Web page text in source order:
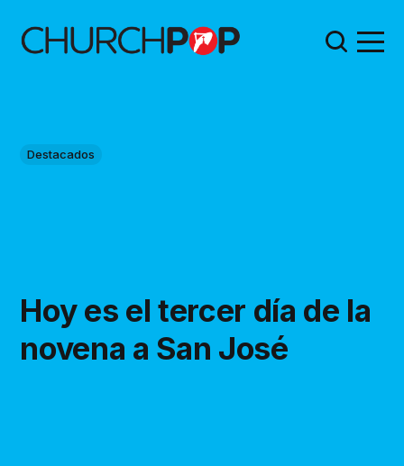
Destacados
Hoy es el tercer día de la
novena a San José